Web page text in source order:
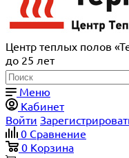
Центр теплых полов
до 25 лет
Меню
Кабинет
Войти
0 Сравнение
0 Корзина